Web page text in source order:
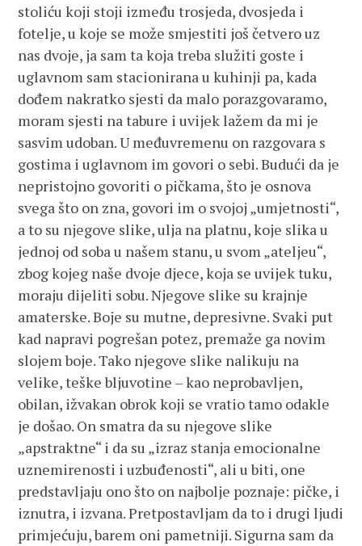
stoliću koji stoji između trosjeda, dvosjeda i
fotelje, u koje se može smjestiti još četvero uz
nas dvoje, ja sam ta koja treba služiti goste i
uglavnom sam stacionirana u kuhinji pa, kada
dođem nakratko sjesti da malo porazgovaramo,
moram sjesti na tabure i uvijek lažem da mi je
sasvim udoban. U međuvremenu on razgovara s
gostima i uglavnom im govori o sebi. Budući da je
nepristojno govoriti o pičkama, što je osnova
svega što on zna, govori im o svojoj „umjetnosti“,
a to su njegove slike, ulja na platnu, koje slika u
jednoj od soba u našem stanu, u svom „ateljeu“,
zbog kojeg naše dvoje djece, koja se uvijek tuku,
moraju dijeliti sobu. Njegove slike su krajnje
amaterske. Boje su mutne, depresivne. Svaki put
kad napravi pogrešan potez, premaže ga novim
slojem boje. Tako njegove slike nalikuju na
velike, teške bljuvotine – kao neprobavljen,
obilan, ižvakan obrok koji se vratio tamo odakle
je došao. On smatra da su njegove slike
„apstraktne“ i da su „izraz stanja emocionalne
uznemirenosti i uzbuđenosti“, ali u biti, one
predstavljaju ono što on najbolje poznaje: pičke, i
iznutra, i izvana. Pretpostavljam da to i drugi ljudi
primjećuju, barem oni pametniji. Sigurna sam da